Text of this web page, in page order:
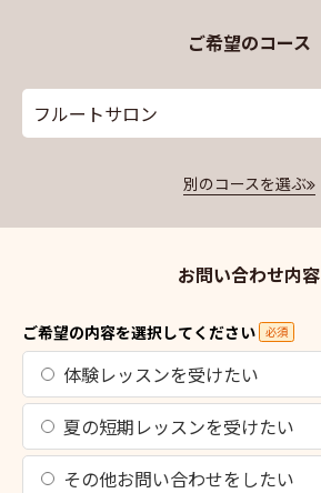
ご希望のコース
フルートサロン
別のコースを選ぶ
お問い合わせ内容
ご希望の内容を選択してください 必須
体験レッスンを受けたい
夏の短期レッスンを受けたい
その他お問い合わせをしたい